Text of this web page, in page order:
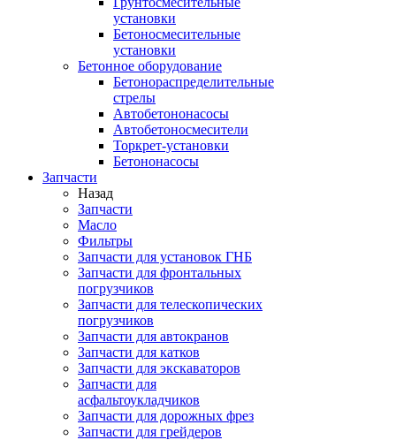
установки
Бетоносмесительные
установки
Бетонное оборудование
Бетонораспределительные
стрелы
Автобетононасосы
Автобетоносмесители
Торкрет-установки
Бетононасосы
Запчасти
Назад
Запчасти
Масло
Фильтры
Запчасти для установок ГНБ
Запчасти для фронтальных
погрузчиков
Запчасти для телескопических
погрузчиков
Запчасти для автокранов
Запчасти для катков
Запчасти для экскаваторов
Запчасти для
асфальтоукладчиков
Запчасти для дорожных фрез
Запчасти для грейдеров